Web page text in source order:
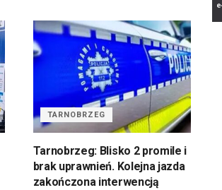
TARNOBRZEG
Tarnobrzeg: Blisko 2 promile i
brak uprawnień. Kolejna jazda
zakończona interwencją